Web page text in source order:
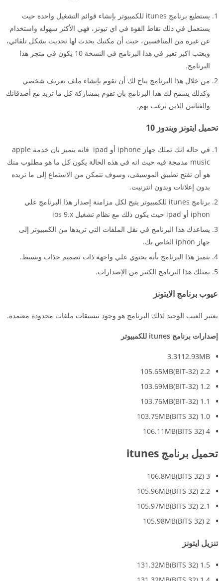
يستطيع برنامج itunes للكمبيوتر بإنشاء قوائم التشغيل واحدة حيث
يستعمل في ذلك نقاط القوة في اي تيونز، فهي الأكثر سهوله واستخدام
عن غيره من المنافسين، حيث أن مكتبك يحدث لها تحديث بشكل تلقائي،
ويعتب اكبر تغير في هذا البرنامج في النسخة 10 يكون في متجر هذا
البرنامج.
من خلال هذا البرنامج يتاح لك أن تقوم بإنشاء ملف تعريف شخصي
وكذلك يسمح لك هذا البرنامج بان تقوم بمشاركة كل ما تريد مع أصدقائك
والفنانين الذين ترغب بهم.
تحميل ايتونز ويندوز 10
في حاله انك تملك جهاز iphone أو ipad فانه يتميز بان خدمة apple
music مدمجة فيه حيث انه في هذه الحالة يكون كل ما هو مطلوب منك
هو أن تفتح تطبيق الموسيقى، وسوف تتمكن من الاستماع إلى ما تريده
بدون إعلانات وبدون انترنيت.
برنامج itunes للكمبيوتر يتيح لكل مزامنة إصدار هذا البرنامج علي
iphon أو ipad حيث يكون ذلك مع نظام تشغيل ios 9.x
يساعدك هذا البرنامج في نقل الملفات التي تريدها من الكمبيوتر إلى
جهاز iphon الخاص بك.
يتميز هذا البرنامج بأنه يحتوي علي واجهة ذات تصميم جذاب وبسيط.
يمتلك هذا البرنامج الكثير من الإصدارات.
عيوب برنامج الايتونز
يعتبر العيب الوحيد لذلك البرنامج هو وجود تنسيقات ملفات محدودة معتمدة.
إصدارات برنامج itunes للكمبيوتر
3.3112.93MB
2.2 (32-BIT)105.65MB
1.2 (32-BIT)103.69MB
1.1 (32-BIT)103.76MB
1.0 (32 BITS)103.75MB
4 (32 BITS)106.11MB
تحميل برنامج itunes
3 (32 BITS)106.8MB
2.2 (32 BITS)105.96MB
2.1 (32 BITS)105.97MB
2 (32 BITS)105.98MB
تنزيل ايتونز
1.5 (32 BITS)131.32MB